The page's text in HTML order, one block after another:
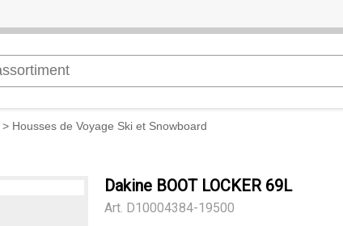
> Housses de Voyage Ski et Snowboard
Dakine BOOT LOCKER 69L
Art. D10004384-19500